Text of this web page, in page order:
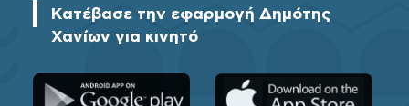
Κατέβασε την εφαρμογή Δημότης
Χανίων για κινητό